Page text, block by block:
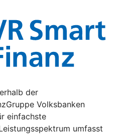
der
Volksbanken
einfachste
umfasst